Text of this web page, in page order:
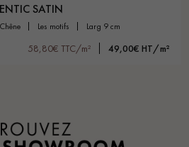
SATIN
chêne les motifs larg 9 cm
58,80€ TTC/m² 49,00€ HT/m²